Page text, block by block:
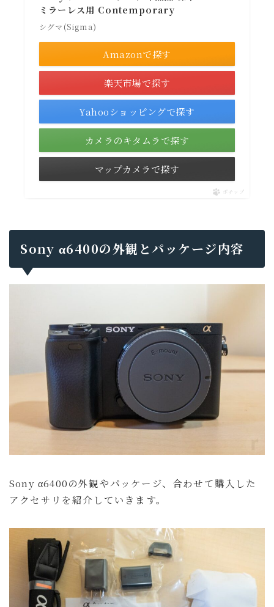
ミラーレス用 Contemporary
シグマ(Sigma)
Amazonで探す
楽天市場で探す
Yahooショッピングで探す
カメラのキタムラで探す
マップカメラで探す
ポチップ
Sony α6400の外観とパッケージ内容
Sony α6400の外観やパッケージ、合わせて購入した
アクセサリを紹介していきます。